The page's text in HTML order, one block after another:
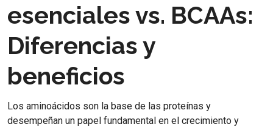
esenciales vs. BCAAs:
Diferencias y
beneficios
Los aminoácidos son la base de las proteínas y
desempeñan un papel fundamental en el crecimiento y